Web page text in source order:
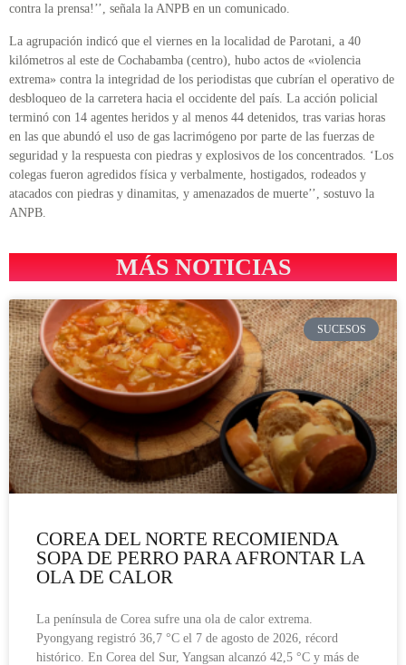
contra la prensa!’’, señala la ANPB en un comunicado.
La agrupación indicó que el viernes en la localidad de Parotani, a 40
kilómetros al este de Cochabamba (centro), hubo actos de «violencia
extrema» contra la integridad de los periodistas que cubrían el operativo de
desbloqueo de la carretera hacia el occidente del país. La acción policial
terminó con 14 agentes heridos y al menos 44 detenidos, tras varias horas
en las que abundó el uso de gas lacrimógeno por parte de las fuerzas de
seguridad y la respuesta con piedras y explosivos de los concentrados. ‘Los
colegas fueron agredidos física y verbalmente, hostigados, rodeados y
atacados con piedras y dinamitas, y amenazados de muerte’’, sostuvo la
ANPB.
MÁS NOTICIAS
SUCESOS
COREA DEL NORTE RECOMIENDA
SOPA DE PERRO PARA AFRONTAR LA
OLA DE CALOR
La península de Corea sufre una ola de calor extrema.
Pyongyang registró 36,7 °C el 7 de agosto de 2026, récord
histórico. En Corea del Sur, Yangsan alcanzó 42,5 °C y más de